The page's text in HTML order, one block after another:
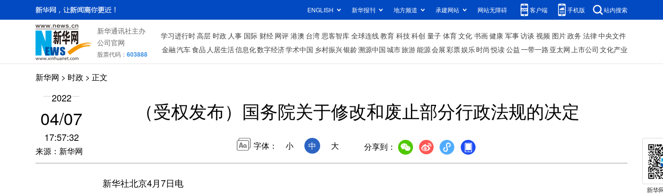
ENGLISH 新华报刊 地方频道 承建网站 网站无障碍 客户端 手机版 站内搜索
新华通讯社主办
公司官网
股票代码： 603888
学习进行时高层 时政 人事 国际 财经 网评 港澳 台湾 思客智库 全球连线教育 科技科创 量子 体育文化 书画健康 军事访谈 视频 图片政务 法律中央文件
金融汽车食品 人居生活信息化数字经济学术中国 乡村振兴银龄溯源中国城市旅游能源会展彩票娱乐时尚 悦读公益一带一路 亚太网上市公司 文化产业
新华网 > 时政 > 正文
2022
04/07
17:57:32
来源：新华网
（受权发布）国务院关于修改和废止部分行政法规的决定
字体： 小 中 大 分享到：
新华社北京4月7日电